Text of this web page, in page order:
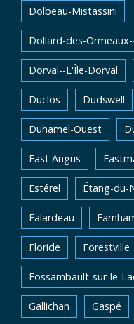
Dolbeau-Mistassini
Dollard-des-
Dorval--L'Île-Dorval
Duclos Dudswell
Duhamel-Ouest
East Angus
Estérel Étang-du-
Falardeau
Floride Forestville
Fossambault-sur-le-
Gallichan Gaspé